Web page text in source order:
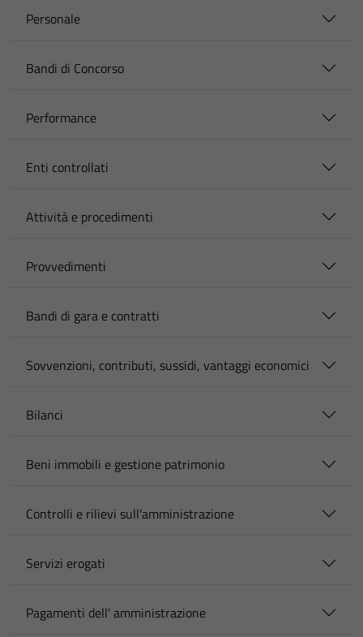
Personale
Bandi di Concorso
Performance
Enti controllati
Attività e procedimenti
Provvedimenti
Bandi di gara e contratti
Sovvenzioni, contributi, sussidi, vantaggi economici
Bilanci
Beni immobili e gestione patrimonio
Controlli e rilievi sull'amministrazione
Servizi erogati
Pagamenti dell' amministrazione